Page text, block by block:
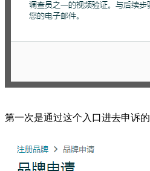
第一次是通过这个入口进去申诉的